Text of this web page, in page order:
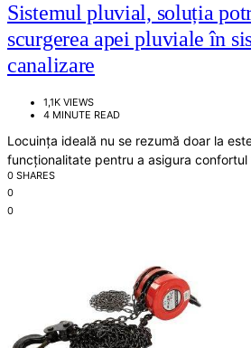
Sistemul pluvial, soluția
scurgerea apei pluviale în
canalizare
1,1K VIEWS
4 MINUTE READ
Locuința ideală nu se rezumă doar la
funcționalitate pentru a asigura
0 SHARES
0
0